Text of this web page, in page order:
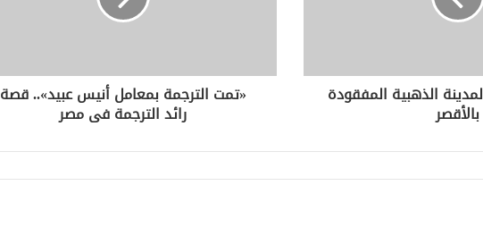
الذهبية المفقودة
بالأقصر
«تمت الترجمة بمعامل أنيس عبيد».. قصة
رائد الترجمة فى مصر